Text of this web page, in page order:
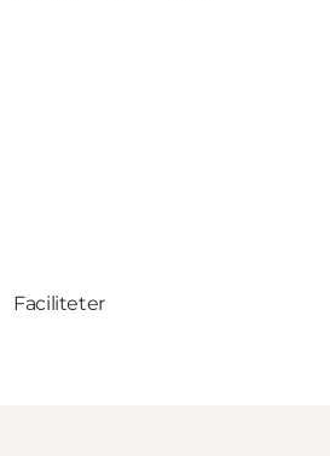
Faciliteter